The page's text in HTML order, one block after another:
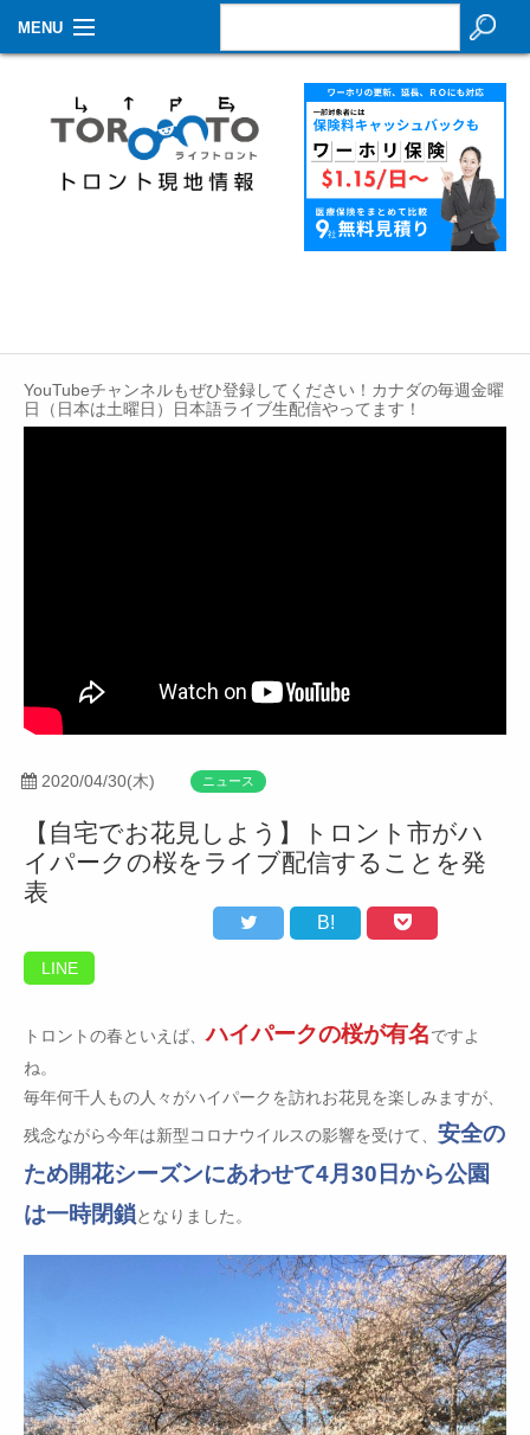
MENU
生活情報
その他
Contact
YouTubeチャンネルもぜひ登録してください！カナダの毎週金曜
日（日本は土曜日）日本語ライブ生配信やってます！
2020/04/30(木) ニュース
【自宅でお花見しよう】トロント市がハ
イパークの桜をライブ配信することを発
表
B!
LINE
トロントの春といえば、ハイパークの桜が有名ですよ
ね。
毎年何千人もの人々がハイパークを訪れお花見を楽しみますが、
残念ながら今年は新型コロナウイルスの影響を受けて、 安全の
ため開花シーズンにあわせて4月30日から公園
は一時閉鎖となりました。